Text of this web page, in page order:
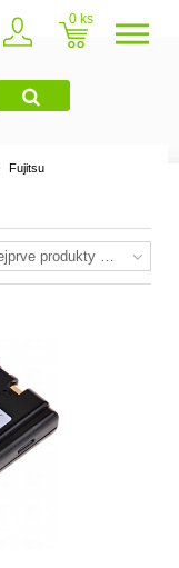
0
Fujitsu
Nejprve produkty skladem